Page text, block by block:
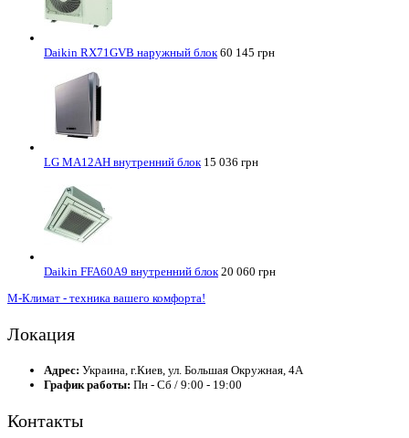
Daikin RX71GVB наружный блок 60 145 грн
LG MA12AH внутренний блок 15 036 грн
Daikin FFA60A9 внутренний блок 20 060 грн
М-Климат - техника вашего комфорта!
Локация
Адрес: Украина, г.Киев, ул. Большая Окружная, 4А
График работы: Пн - Сб / 9:00 - 19:00
Контакты